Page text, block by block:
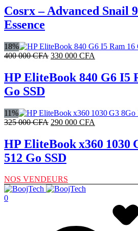
initial
était :
actuel
est :
Cosrx – Advanced Snail
Essence
18%
400 000CFA Le
initial
était :
330 000 CFA
actuel
est :
HP EliteBook 840 G6 I5
Go SSD
11%
325 000CFA Le
initial
était :
325
290 000 CFA
actuel
est :
HP EliteBook x360 1030
512 Go SSD
NOS VENDEURS
0